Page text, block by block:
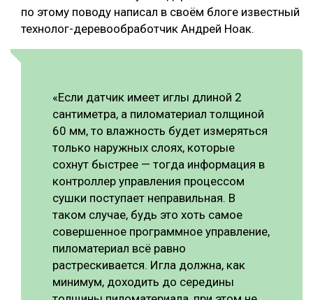
по этому поводу написал в своём блоге известный
технолог-деревообработчик Андрей Ноак.
«Если датчик имеет иглы длиной 2
сантиметра, а пиломатериал толщиной
60 мм, то влажность будет измеряться
только наружных слоях, которые
сохнут быстрее — тогда информация в
контроллер управления процессом
сушки поступает неправильная. В
таком случае, будь это хоть самое
совершенное программное управление,
пиломатериал всё равно
растрескивается. Игла должна, как
минимум, доходить до середины